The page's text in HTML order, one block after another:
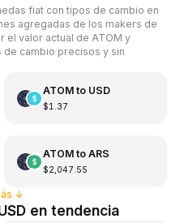
fiat con tipos de cambio en
agregadas de los makers de
el valor actual de ATOM y
cambio precisos y sin
ATOMto USD
$1.37
ATOMto ARS
$2,047.55
↓
en tendencia